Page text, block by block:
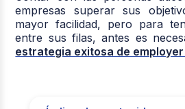
empresas superar sus
mayor facilidad, pero para
entre sus filas, antes es
estrategia exitosa de